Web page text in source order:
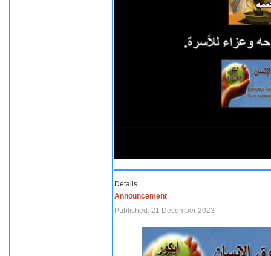
Details
Announcement
Published: 21 December 2023